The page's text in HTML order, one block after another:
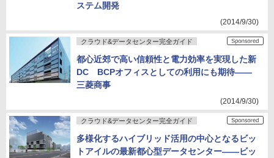
ステム開発
(2014/9/30)
クラウド&データセンター完全ガイド
都心近郊で高い信頼性と電力効率を実現した新
DC BCPオフィスとしての利用にも期待――
三菱商事
(2014/9/30)
クラウド&データセンター完全ガイド
多様化するハイブリッド活用の中心となるビッ
トアイルの最新都心型データセンター――ビッ